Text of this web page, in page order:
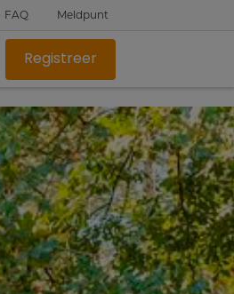
FAQ Meldpunt
Registreer